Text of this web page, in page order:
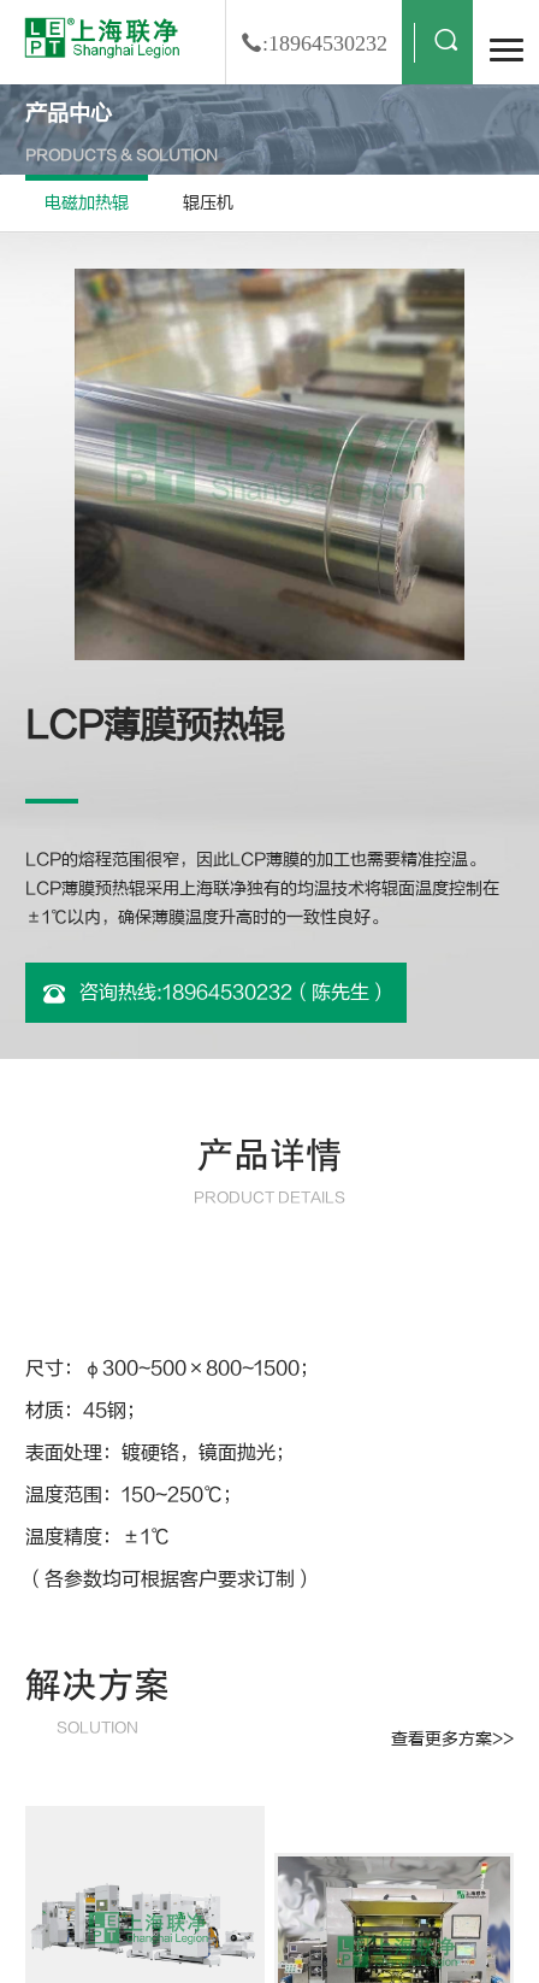
:18964530232
产品中心
PRODUCTS & SOLUTION
电磁加热辊 辊压机
LCP薄膜预热辊
LCP的熔程范围很窄，因此LCP薄膜的加工也需要精准控温。
LCP薄膜预热辊采用上海联净独有的均温技术将辊面温度控制在
±1℃以内，确保薄膜温度升高时的一致性良好。
咨询热线:18964530232（陈先生）
产品详情
PRODUCT DETAILS
尺寸：φ300~500×800~1500；
材质：45钢；
表面处理：镀硬铬，镜面抛光；
温度范围：150~250℃；
温度精度：±1℃
（各参数均可根据客户要求订制）
解决方案
SOLUTION
查看更多方案>>